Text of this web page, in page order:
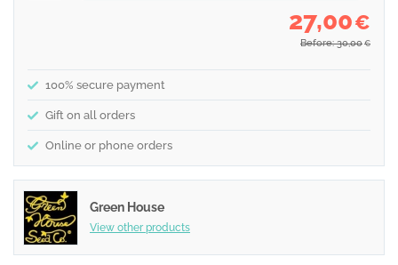
27,00€
Before: 30,00 €
100% secure payment
Gift on all orders
Online or phone orders
Green House
View other products